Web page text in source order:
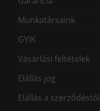
Munkatársaink
GYIK
Vásárlási feltételek
Elállás jog
Elállás a szerződéstől